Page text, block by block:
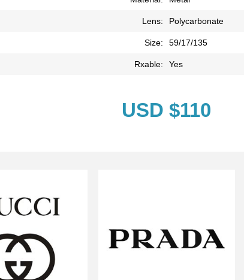
Lens: Polycarbonate
Size: 59/17/135
Rxable: Yes
USD $110